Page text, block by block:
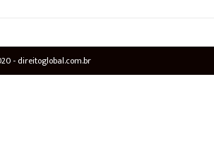
- direitoglobal.com.br